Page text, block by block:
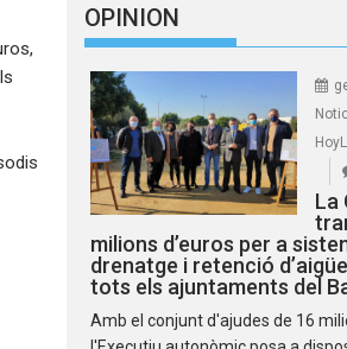
OPINION
La
milions d’euros per a
drenatge i retenció
tots els ajuntaments del
Amb el conjunt d'ajudes de 16